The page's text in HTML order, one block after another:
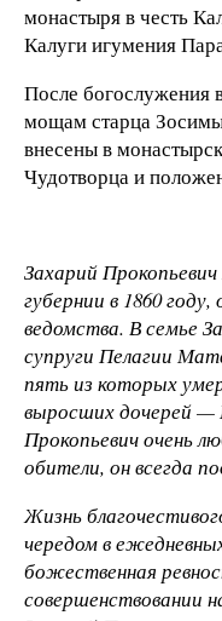
монастыря в честь
Калуги игумения
После богослужения
мощам старца
внесены в
Чудотворца и
Захарий
губернии в 1860 году,
ведомства. В семье
супруги Пелагии
пять из которых
выросших дочерей
Прокопьевич очень
обители, он всегда
Жизнь
чередом в
божественная
совершенствовании